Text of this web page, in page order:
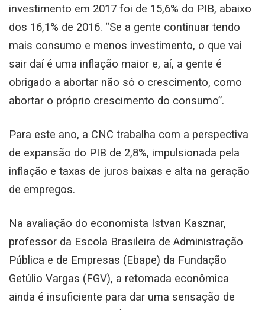
investimento em 2017 foi de 15,6% do PIB, abaixo
dos 16,1% de 2016. “Se a gente continuar tendo
mais consumo e menos investimento, o que vai
sair daí é uma inflação maior e, aí, a gente é
obrigado a abortar não só o crescimento, como
abortar o próprio crescimento do consumo”.
Para este ano, a CNC trabalha com a perspectiva
de expansão do PIB de 2,8%, impulsionada pela
inflação e taxas de juros baixas e alta na geração
de empregos.
Na avaliação do economista Istvan Kasznar,
professor da Escola Brasileira de Administração
Pública e de Empresas (Ebape) da Fundação
Getúlio Vargas (FGV), a retomada econômica
ainda é insuficiente para dar uma sensação de